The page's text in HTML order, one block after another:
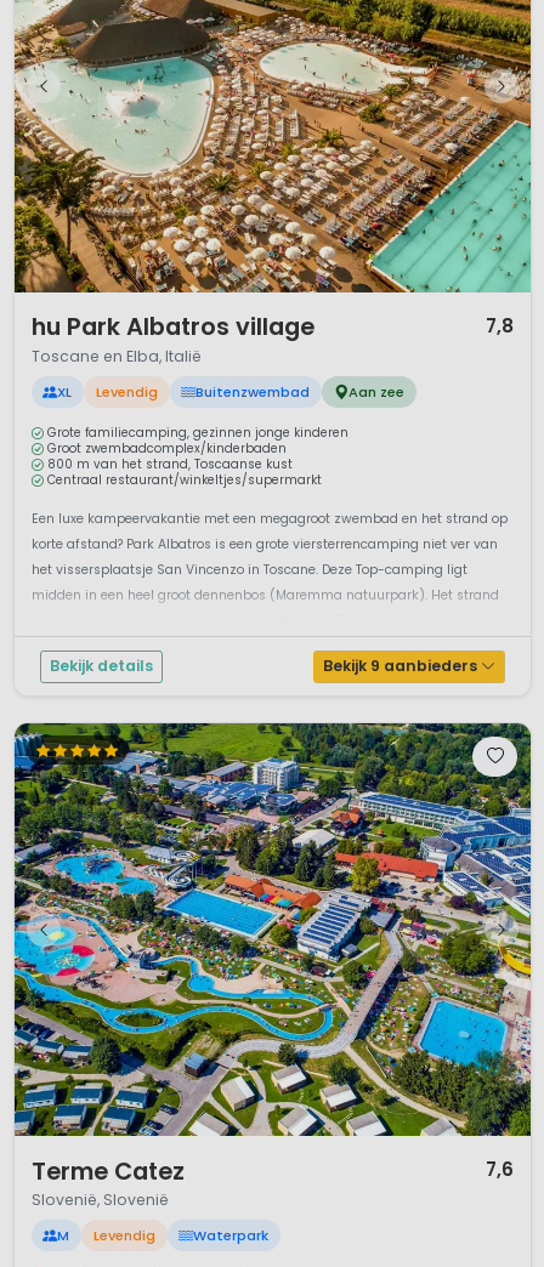
hu Park Albatros village 7,8
Toscane en Elba, Italië
XL Levendig Buitenzwembad Aan zee
Grote familiecamping, gezinnen jonge kinderen
Groot zwembadcomplex/kinderbaden
800 m van het strand, Toscaanse kust
Centraal restaurant/winkeltjes/supermarkt
Een luxe kampeervakantie met een megagroot zwembad en het strand op
korte afstand? Park Albatros is een grote viersterrencamping niet ver van
het vissersplaatsje San Vincenzo in Toscane. Deze Top-camping ligt
midden in een heel groot dennenbos (Maremma natuurpark). Het strand
Bekijk details Bekijk 9 aanbieders
Terme Catez 7,6
Slovenië, Slovenië
M Levendig Waterpark